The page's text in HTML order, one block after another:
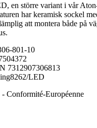
en större variant i vår
har keramisk sockel
att montera både på
801-10
7312907306813
8262/LED